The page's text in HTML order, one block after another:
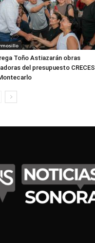
Toño Astiazarán obras
del presupuesto CRECES